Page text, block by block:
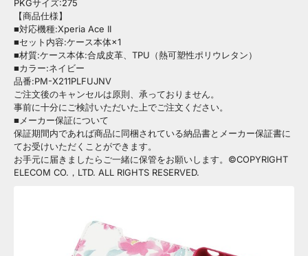
PKGサイズ:275
【商品仕様】
■対応機種:Xperia Ace II
■セット内容:ケース本体×1
■材質:ケース本体:合成皮革、TPU（熱可塑性ポリウレタン）
■カラー:ネイビー
品番:PM-X211PLFUJNV
ご注文後のキャンセルは原則、承っておりません。
事前に十分にご検討いただいた上でご注文ください。
■メーカー保証について
保証期間内であれば商品に同梱されている納品書とメーカー保証書に
てお受けいただくことができます。
お手元に届きましたらご一緒に保管をお願いします。©COPYRIGHT
ELECOM CO.，LTD. ALL RIGHTS RESERVED.